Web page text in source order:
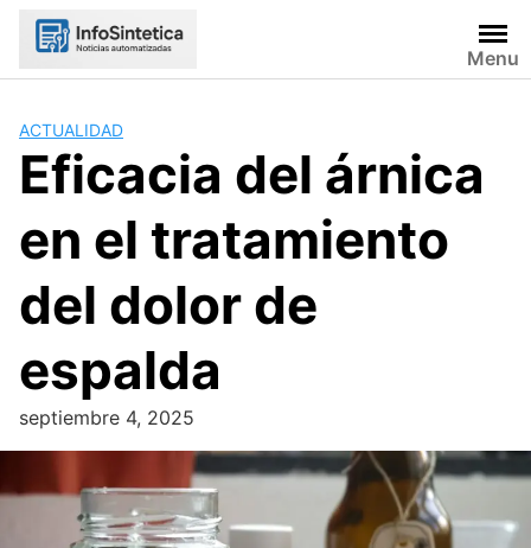
Skip
Menu
ACTUALIDAD
Eficacia del árnica
en el tratamiento
del dolor de
espalda
septiembre 4, 2025